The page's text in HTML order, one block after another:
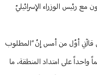
مع رئيس الوزراء الإسرائيليّ
أوّل من أمس إنّ “المطلوب
واحداً على امتداد المنطقة. ما